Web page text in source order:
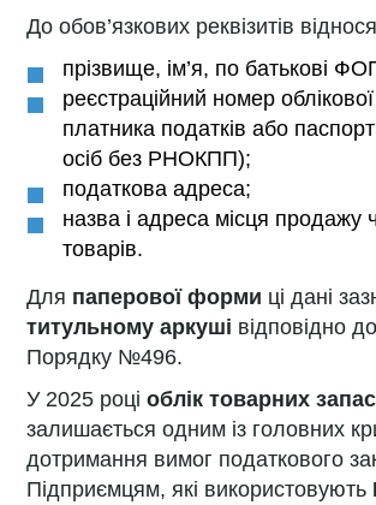
До обов’язкових реквізитів
прізвище, ім’я, по батькові
реєстраційний номер
платника податків або
осіб без РНОКПП);
податкова адреса;
назва і адреса місця продажу
товарів.
Для паперової форми ці дані
титульному аркуші відповідно
Порядку №496.
У 2025 роціоблік товарних
залишається одним із головних
дотримання вимог податкового
Підприємцям, які використовують